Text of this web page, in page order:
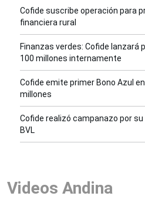
Cofide suscribe operación para
financiera rural
Finanzas verdes: Cofide lanzará
100 millones internamente
Cofide emite primer Bono Azul
millones
Cofide realizó campanazo por
BVL
Videos Andina